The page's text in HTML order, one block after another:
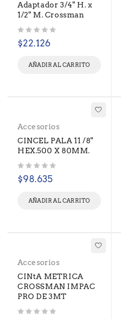
Adaptador 3/4" H. x
1/2" M. Crossman
$22.126
AÑADIR AL CARRITO
Accesorios
CINCEL PALA 11 /8"
HEX.500 X 80MM.
$98.635
AÑADIR AL CARRITO
Accesorios
CINtA METRICA
CROSSMAN IMPAC
PRO DE 3MT